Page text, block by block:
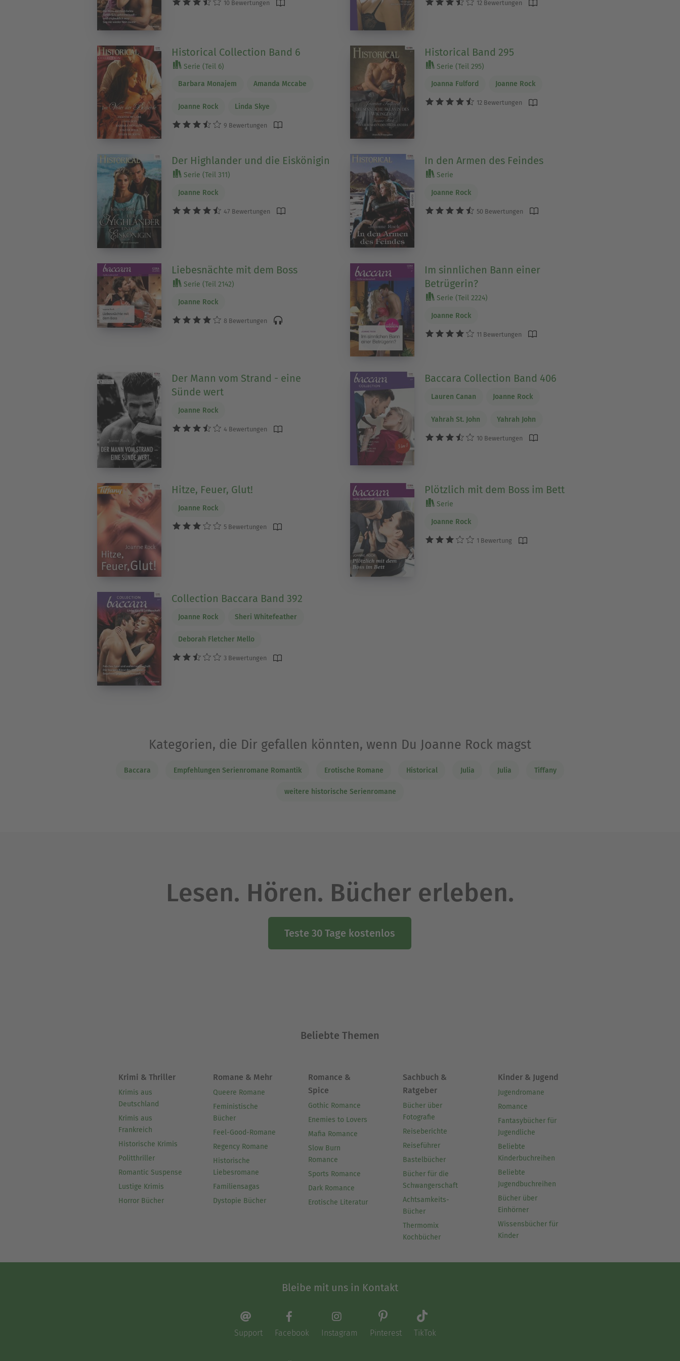
10 Bewertungen 12 Bewertungen
Historical Collection Band 6
Serie (Teil 6)
Barbara Monajem Amanda Mccabe
Joanne Rock Linda Skye
9 Bewertungen
Historical Band 295
Serie (Teil 295)
Joanna Fulford Joanne Rock
12 Bewertungen
Der Highlander und die Eiskönigin
Serie (Teil 311)
Joanne Rock
47 Bewertungen
In den Armen des Feindes
Serie
Joanne Rock
50 Bewertungen
Liebesnächte mit dem Boss
Serie (Teil 2142)
Joanne Rock
8 Bewertungen
Im sinnlichen Bann einer
Betrügerin?
Serie (Teil 2224)
Joanne Rock
11 Bewertungen
Der Mann vom Strand - eine
Sünde wert
Joanne Rock
4 Bewertungen
Baccara Collection Band 406
Lauren Canan Joanne Rock
Yahrah St. John Yahrah John
10 Bewertungen
Hitze, Feuer, Glut!
Joanne Rock
5 Bewertungen
Plötzlich mit dem Boss im Bett
Serie
Joanne Rock
1 Bewertung
Collection Baccara Band 392
Joanne Rock Sheri Whitefeather
Deborah Fletcher Mello
3 Bewertungen
Kategorien, die Dir gefallen könnten, wenn Du Joanne Rock magst
Baccara Empfehlungen Serienromane Romantik Erotische Romane Historical Julia Julia Tiffany
weitere historische Serienromane
Lesen. Hören. Bücher erleben.
Teste 30 Tage kostenlos
Beliebte Themen
Krimi & Thriller
Krimis aus
Deutschland
Krimis aus
Frankreich
Historische Krimis
Politthriller
Romantic Suspense
Lustige Krimis
Horror Bücher
Romane & Mehr
Queere Romane
Feministische
Bücher
Feel-Good-Romane
Regency Romane
Historische
Liebesromane
Familiensagas
Dystopie Bücher
Romance &
Spice
Gothic Romance
Enemies to Lovers
Mafia Romance
Slow Burn
Romance
Sports Romance
Dark Romance
Erotische Literatur
Sachbuch &
Ratgeber
Bücher über
Fotografie
Reiseberichte
Reiseführer
Bastelbücher
Bücher für die
Schwangerschaft
Achtsamkeits-
Bücher
Thermomix
Kochbücher
Kinder & Jugend
Jugendromane
Romance
Fantasybücher für
Jugendliche
Beliebte
Kinderbuchreihen
Beliebte
Jugendbuchreihen
Bücher über
Einhörner
Wissensbücher für
Kinder
Bleibe mit uns in Kontakt
Support Facebook Instagram Pinterest TikTok